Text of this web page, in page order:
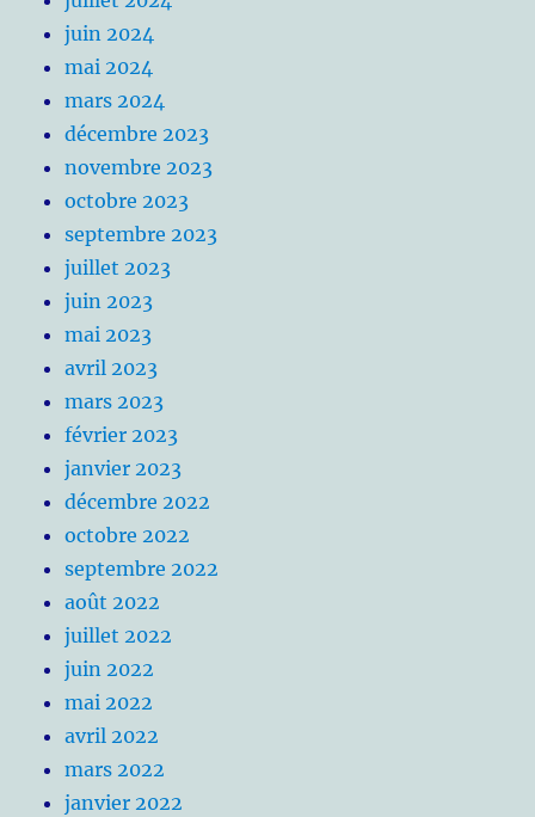
juin 2024
mai 2024
mars 2024
décembre 2023
novembre 2023
octobre 2023
septembre 2023
juillet 2023
juin 2023
mai 2023
avril 2023
mars 2023
février 2023
janvier 2023
décembre 2022
octobre 2022
septembre 2022
août 2022
juillet 2022
juin 2022
mai 2022
avril 2022
mars 2022
janvier 2022